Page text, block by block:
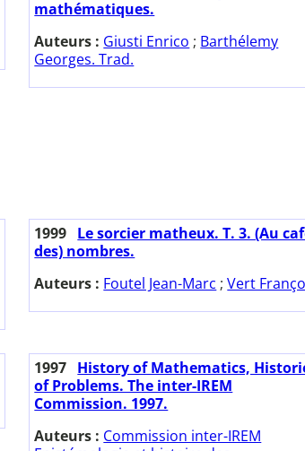
mathématiques.
Auteurs : Giusti Enrico ; Barthélemy
Georges. Trad.
1999 Le sorcier matheux. T. 3. (Au
des) nombres.
Auteurs : Foutel Jean-Marc ;Vert
1997 History of Mathematics,
of Problems. The inter-IREM
Commission. 1997.
Auteurs : Commission inter-IREM